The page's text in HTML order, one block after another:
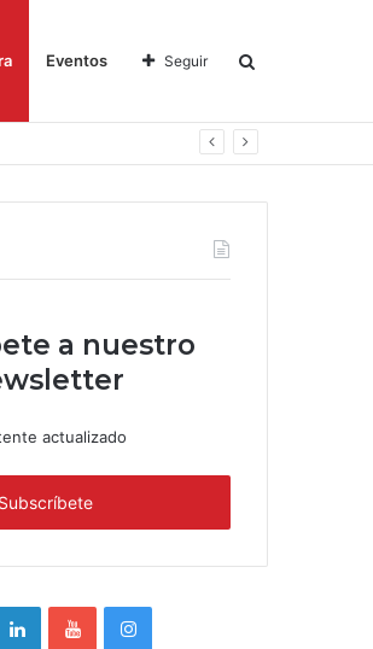
Eventos Seguir
a nuestro
actualizado